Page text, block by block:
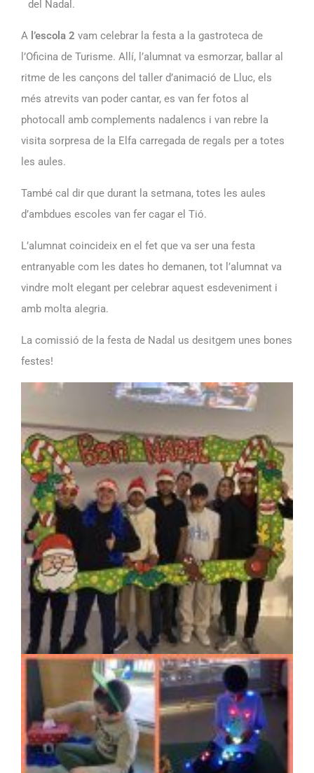
del Nadal.
A l’escola 2 vam celebrar la festa a la gastroteca de
l’Oficina de Turisme. Allí, l’alumnat va esmorzar, ballar al
ritme de les cançons del taller d’animació de Lluc, els
més atrevits van poder cantar, es van fer fotos al
photocall amb complements nadalencs i van rebre la
visita sorpresa de la Elfa carregada de regals per a totes
les aules.
També cal dir que durant la setmana, totes les aules
d’ambdues escoles van fer cagar el Tió.
L’alumnat coincideix en el fet que va ser una festa
entranyable com les dates ho demanen, tot l’alumnat va
vindre molt elegant per celebrar aquest esdeveniment i
amb molta alegria.
La comissió de la festa de Nadal us desitgem unes bones
festes!